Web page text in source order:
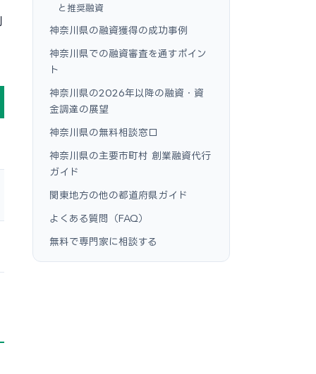
と推奨融資
神奈川県の融資獲得の成功事例
神奈川県での融資審査を通すポイン
ト
神奈川県の2026年以降の融資・資
金調達の展望
神奈川県の無料相談窓口
神奈川県の主要市町村 創業融資代行
ガイド
関東地方の他の都道府県ガイド
よくある質問（FAQ）
無料で専門家に相談する